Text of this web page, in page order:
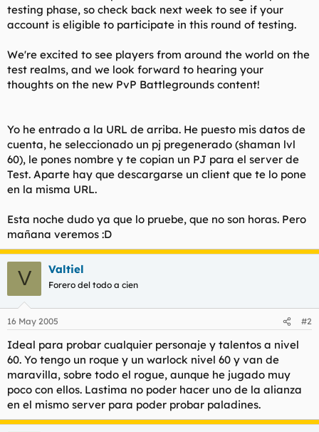
testing phase, so check back next week to see if your
account is eligible to participate in this round of testing.
We're excited to see players from around the world on the
test realms, and we look forward to hearing your
thoughts on the new PvP Battlegrounds content!
Yo he entrado a la URL de arriba. He puesto mis datos de
cuenta, he seleccionado un pj pregenerado (shaman lvl
60), le pones nombre y te copian un PJ para el server de
Test. Aparte hay que descargarse un client que te lo pone
en la misma URL.
Esta noche dudo ya que lo pruebe, que no son horas. Pero
mañana veremos :D
V Valtiel
Forero del todo a cien
16 May 2005 #2
Ideal para probar cualquier personaje y talentos a nivel
60. Yo tengo un roque y un warlock nivel 60 y van de
maravilla, sobre todo el rogue, aunque he jugado muy
poco con ellos. Lastima no poder hacer uno de la alianza
en el mismo server para poder probar paladines.